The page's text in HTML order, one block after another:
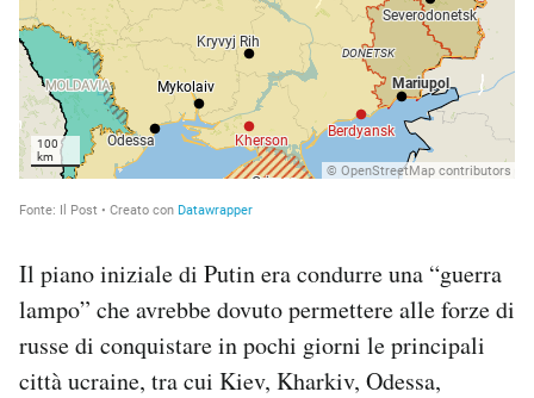
Il piano iniziale di Putin era condurre una “guerra
lampo” che avrebbe dovuto permettere alle forze di
russe di conquistare in pochi giorni le principali
città ucraine, tra cui Kiev, Kharkiv, Odessa,